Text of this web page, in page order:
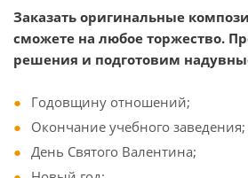
Заказать оригинальные
сможете на любое торжество.
решения и подготовим
Годовщину отношений;
Окончание учебного заведения;
День Святого Валентина;